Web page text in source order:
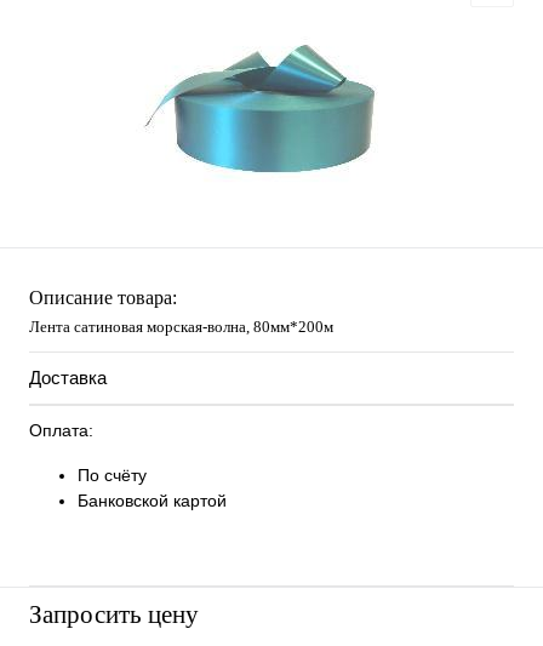
Описание товара:
Лента сатиновая морская-волна, 80мм*200м
Доставка
Оплата:
По счёту
Банковской картой
Запросить цену